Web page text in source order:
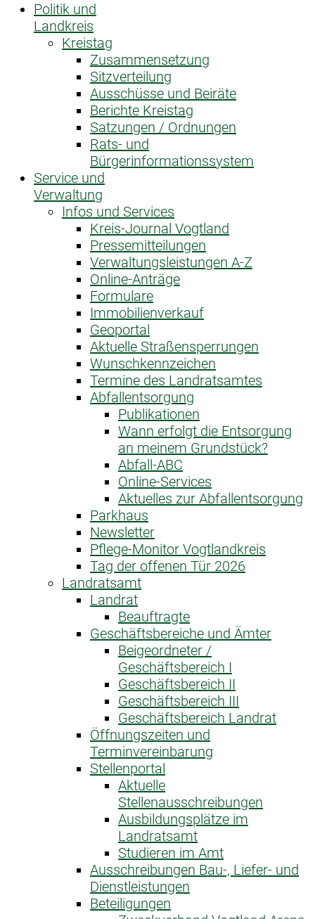
Politik und
Landkreis
Kreistag
Zusammensetzung
Sitzverteilung
Ausschüsse und Beiräte
Berichte Kreistag
Satzungen / Ordnungen
Rats- und
Bürgerinformationssystem
Service und
Verwaltung
Infos und Services
Kreis-Journal Vogtland
Pressemitteilungen
Verwaltungsleistungen A-Z
Online-Anträge
Formulare
Immobilienverkauf
Geoportal
Aktuelle Straßensperrungen
Wunschkennzeichen
Termine des Landratsamtes
Abfallentsorgung
Publikationen
Wann erfolgt die Entsorgung
an meinem Grundstück?
Abfall-ABC
Online-Services
Aktuelles zur Abfallentsorgung
Parkhaus
Newsletter
Pflege-Monitor Vogtlandkreis
Tag der offenen Tür 2026
Landratsamt
Landrat
Beauftragte
Geschäftsbereiche und Ämter
Beigeordneter /
Geschäftsbereich I
Geschäftsbereich II
Geschäftsbereich III
Geschäftsbereich Landrat
Öffnungszeiten und
Terminvereinbarung
Stellenportal
Aktuelle
Stellenausschreibungen
Ausbildungsplätze im
Landratsamt
Studieren im Amt
Ausschreibungen Bau-, Liefer- und
Dienstleistungen
Beteiligungen